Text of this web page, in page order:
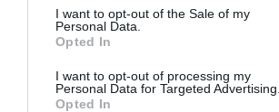
I want to opt-out of the Sale of my
Personal Data.
Opted In
I want to opt-out of processing my
Personal Data for Targeted Advertising.
Opted In
Τελευταία νέα